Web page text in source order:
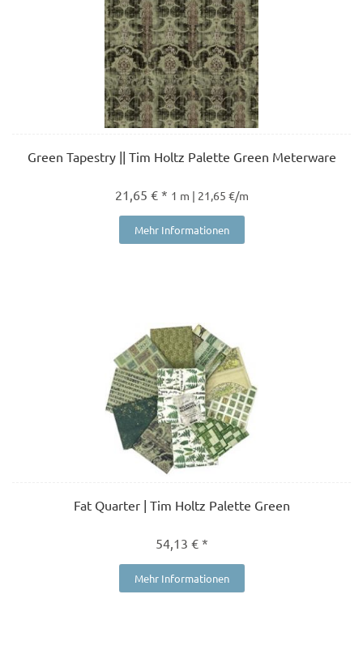
Green Tapestry || Tim Holtz Palette Green Meterware
21,65 € * 1 m | 21,65 €/m
Mehr Informationen
Fat Quarter | Tim Holtz Palette Green
54,13 € *
Mehr Informationen